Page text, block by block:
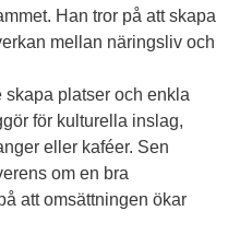
Han tror på att skapa
mellan näringsliv och
skapa platser och enkla
för kulturella inslag,
eller kaféer. Sen
om en bra
att omsättningen ökar